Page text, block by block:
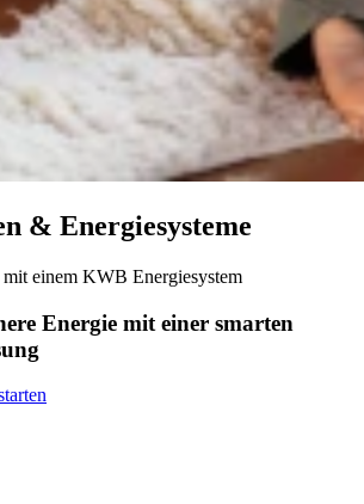
& Energiesysteme
einem KWB Energiesystem
Energie mit einer smarten